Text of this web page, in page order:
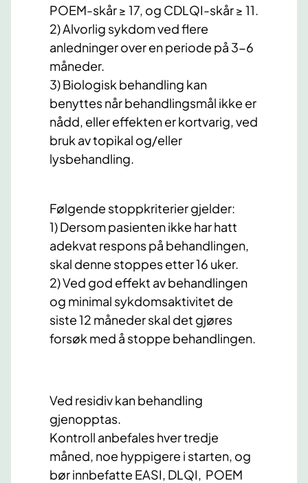
POEM-skår ≥ 17, og CDLQI-skår ≥ 11.
2) Alvorlig sykdom ved flere
anledninger over en periode på 3-6
måneder.
3) Biologisk behandling kan
benyttes når behandlingsmål ikke er
nådd, eller effekten er kortvarig, ved
bruk av topikal og/eller
lysbehandling.
Følgende stoppkriterier gjelder:
1) Dersom pasienten ikke har hatt
adekvat respons på behandlingen,
skal denne stoppes etter 16 uker.
2) Ved god effekt av behandlingen
og minimal sykdomsaktivitet de
siste 12 måneder skal det gjøres
forsøk med å stoppe behandlingen.
Ved residiv kan behandling
gjenopptas.
Kontroll anbefales hver tredje
måned, noe hyppigere i starten, og
bør innbefatte EASI, DLQI, POEM